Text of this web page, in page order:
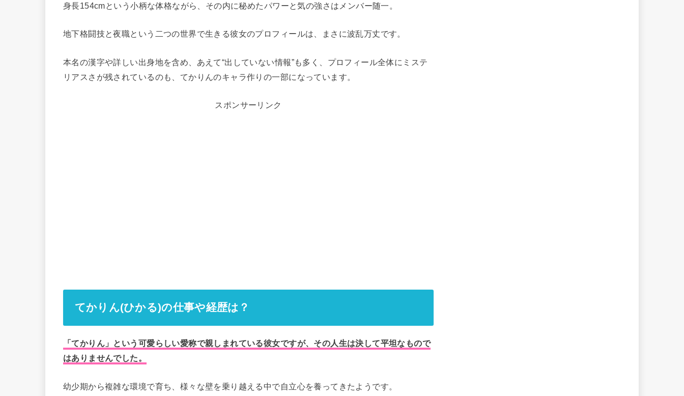
身長154cmという小柄な体格ながら、その内に秘めたパワーと気の強さはメンバー随一。
地下格闘技と夜職という二つの世界で生きる彼女のプロフィールは、まさに波乱万丈です。
本名の漢字や詳しい出身地を含め、あえて“出していない情報”も多く、プロフィール全体にミステ
リアスさが残されているのも、てかりんのキャラ作りの一部になっています。
スポンサーリンク
てかりん(ひかる)の仕事や経歴は？
「てかりん」という可愛らしい愛称で親しまれている彼女ですが、その人生は決して平坦なもので
はありませんでした。
幼少期から複雑な環境で育ち、様々な壁を乗り越える中で自立心を養ってきたようです。